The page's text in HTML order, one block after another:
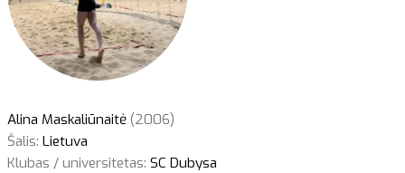
Alina Maskaliūnaitė (2006)
Šalis: Lietuva
Klubas / universitetas: SC Dubysa